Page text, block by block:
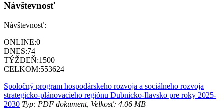
Návštevnosť
Návštevnosť:
ONLINE:0
DNES:74
TÝŽDEŇ:1500
CELKOM:553624
Spoločný program hospodárskeho rozvoja a sociálneho rozvoja
strategicko-plánovacieho regiónu Dubnicko-Ilavsko pre roky 2025-
2030 Typ: PDF dokument, Velkosť: 4.06 MB